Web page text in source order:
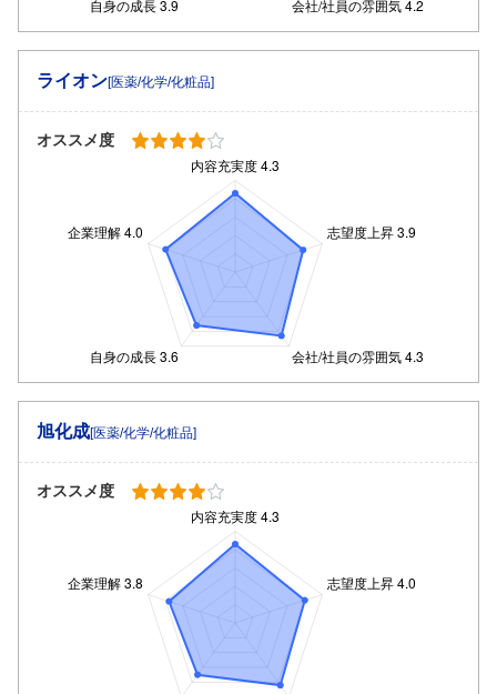
ライオン[医薬/化学/化粧品]
オススメ度
旭化成[医薬/化学/化粧品]
オススメ度